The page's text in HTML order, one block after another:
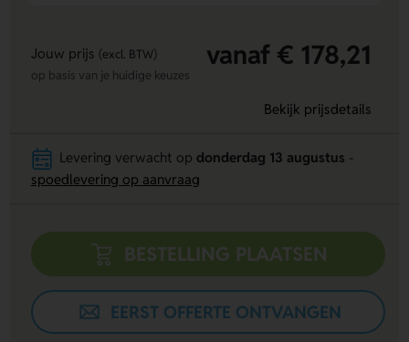
Jouw prijs (excl. BTW) vanaf € 178,21
op basis van je huidige keuzes
Bekijk prijsdetails
Levering verwacht op donderdag 13 augustus
spoedlevering op aanvraag
BESTELLING PLAATSEN
EERST OFFERTE ONTVANGEN